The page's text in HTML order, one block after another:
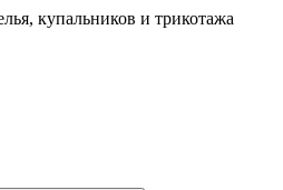
купальников и трикотажа